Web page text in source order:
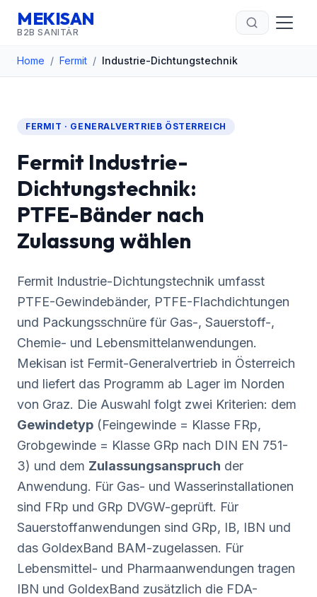
MEKISAN
B2B SANITÄR
Home / Fermit / Industrie-Dichtungstechnik
FERMIT · GENERALVERTRIEB ÖSTERREICH
Fermit Industrie-
Dichtungstechnik:
PTFE-Bänder nach
Zulassung wählen
Fermit Industrie-Dichtungstechnik umfasst
PTFE-Gewindebänder, PTFE-Flachdichtungen
und Packungsschnüre für Gas-, Sauerstoff-,
Chemie- und Lebensmittelanwendungen.
Mekisan ist Fermit-Generalvertrieb in Österreich
und liefert das Programm ab Lager im Norden
von Graz. Die Auswahl folgt zwei Kriterien: dem
Gewindetyp (Feingewinde = Klasse FRp,
Grobgewinde = Klasse GRp nach DIN EN 751-
3) und dem Zulassungsanspruch der
Anwendung. Für Gas- und Wasserinstallationen
sind FRp und GRp DVGW-geprüft. Für
Sauerstoffanwendungen sind GRp, IB, IBN und
das GoldexBand BAM-zugelassen. Für
Lebensmittel- und Pharmaanwendungen tragen
IBN und GoldexBand zusätzlich die FDA-